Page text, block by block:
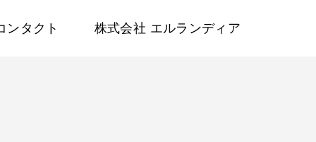
ンタクト 株式会社 エルランディア